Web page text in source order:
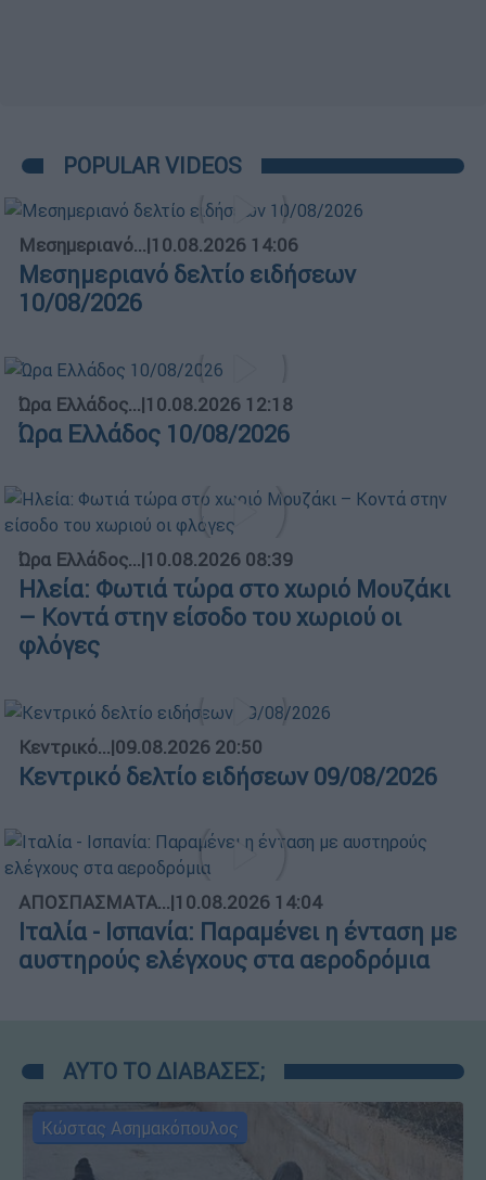
POPULAR VIDEOS
Μεσημεριανό...|10.08.2026 14:06
Μεσημεριανό δελτίο ειδήσεων
10/08/2026
Ώρα Ελλάδος...|10.08.2026 12:18
Ώρα Ελλάδος 10/08/2026
Ώρα Ελλάδος...|10.08.2026 08:39
Ηλεία: Φωτιά τώρα στο χωριό Μουζάκι
– Κοντά στην είσοδο του χωριού οι
φλόγες
Κεντρικό...|09.08.2026 20:50
Κεντρικό δελτίο ειδήσεων 09/08/2026
ΑΠΟΣΠΑΣΜΑΤΑ...|10.08.2026 14:04
Ιταλία - Ισπανία: Παραμένει η ένταση με
αυστηρούς ελέγχους στα αεροδρόμια
ΑΥΤΟ ΤΟ ΔΙΑΒΑΣΕΣ;
Κώστας Ασημακόπουλος